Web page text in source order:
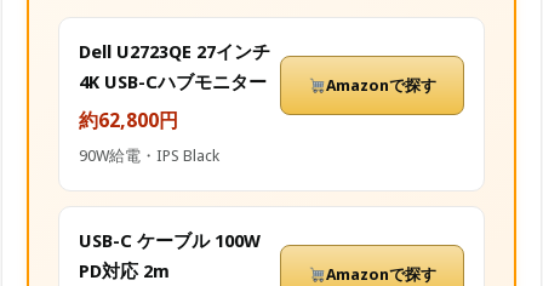
Dell U2723QE 27インチ
4K USB-Cハブモニター
約62,800円
90W給電・IPS Black
Amazonで探す
USB-C ケーブル 100W
PD対応 2m
Amazonで探す